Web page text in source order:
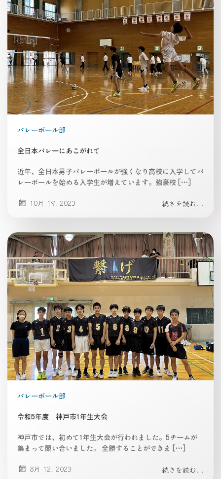
バレーボール部
全日本バレーにあこがれて
近年、全日本男子バレーボールが強くなり高校に入学してバ
レーボールを始める入学生が増えています。強豪校 […]
10月 19, 2023 続きを読む...
バレーボール部
令和5年度 神戸市1年生大会
神戸市では、初めて1年生大会が行われました。5チームが
集まって競い合いました。 全勝することができま […]
8月 12, 2023 続きを読む...